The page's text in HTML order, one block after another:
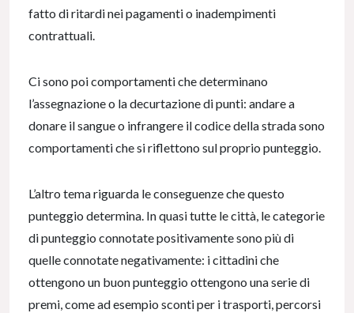
fatto di ritardi nei pagamenti o inadempimenti
contrattuali.
Ci sono poi comportamenti che determinano
l’assegnazione o la decurtazione di punti: andare a
donare il sangue o infrangere il codice della strada sono
comportamenti che si riflettono sul proprio punteggio.
L’altro tema riguarda le conseguenze che questo
punteggio determina. In quasi tutte le città, le categorie
di punteggio connotate positivamente sono più di
quelle connotate negativamente: i cittadini che
ottengono un buon punteggio ottengono una serie di
premi, come ad esempio sconti per i trasporti, percorsi